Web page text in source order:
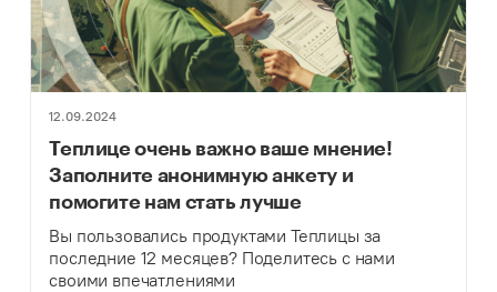
12.09.2024
Теплице очень важно ваше мнение!
Заполните анонимную анкету и
помогите нам стать лучше
Вы пользовались продуктами Теплицы за
последние 12 месяцев? Поделитесь с нами
своими впечатлениями